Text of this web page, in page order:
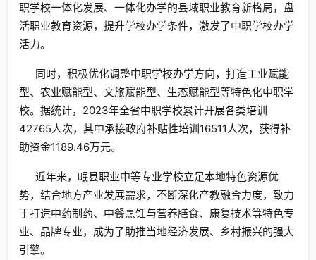
职学校一体化发展、一体化办学的县域职业教育新格局，盘
活职业教育资源，提升学校办学条件，激发了中职学校办学
活力。
同时，积极优化调整中职学校办学方向，打造工业赋能
型、农业赋能型、文旅赋能型、生态赋能型等特色化中职学
校。据统计，2023年全省中职学校累计开展各类培训
42765人次，其中承接政府补贴性培训16511人次，获得补
助资金1189.46万元。
近年来，岷县职业中等专业学校立足本地特色资源优
势，结合地方产业发展需求，不断深化产教融合力度，致力
于打造中药制药、中餐烹饪与营养膳食、康复技术等特色专
业、品牌专业，成为了助推当地经济发展、乡村振兴的强大
引擎。